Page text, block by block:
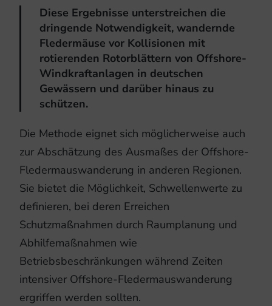
Diese Ergebnisse unterstreichen die
dringende Notwendigkeit, wandernde
Fledermäuse vor Kollisionen mit
rotierenden Rotorblättern von Offshore-
Windkraftanlagen in deutschen
Gewässern und darüber hinaus zu
schützen.
Die Methode eignet sich möglicherweise auch
zur Abschätzung des Ausmaßes der Offshore-
Fledermauswanderung in anderen Regionen.
Sie bietet die Möglichkeit, Schwellenwerte zu
definieren, bei deren Erreichen
Schutzmaßnahmen durch Raumplanung und
Abhilfemaßnahmen wie
Betriebsbeschränkungen während Zeiten
intensiver Offshore-Fledermauswanderung
ergriffen werden sollten.